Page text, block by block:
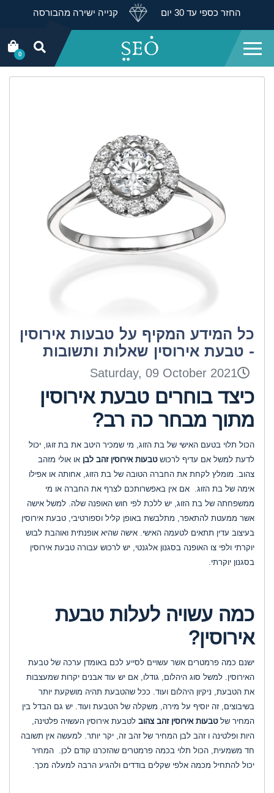
החזר כספי עד 30 יום קנייה ישירה מהבורסה
0
כל המידע המקיף על טבעות אירוסין
- טבעת אירוסין שאלות ותשובות
Saturday, 09 October 2021
כיצד בוחרים טבעת אירוסין
מתוך מבחר כה רב?
הכול תלוי בטעם האישי של בת הזוג, מי שמכיר היטב את בת זוגו, יכול
לדעת למשל אם עדיף לרכושטבעות אירוסין זהב לבן או אולי מזהב
צהוב. מומלץ לקחת את החברה הטובה של בת הזוג, אחותה או אפילו
אימה של בת הזוג. אם אין באפשרותכם לצרף את החברה או מי
ממשפחתה של בת הזוג, יש ללכת לפי חוש האופנה שלה. למשל אישה
אשר ממעטת להתאפר, מתלבשת באופן קליל וספורטיבי, טבעת אירוסין
בעיצוב עדין תתאים לטעמה האישי. אישה שהיא אופנתית ואוהבת לבוש
יוקרתי ולפי צו האופנה בסגנון אלגנטי, יש לרכוש עבורה טבעת אירוסין
בסגנון יוקרתי
כמה עשויה לעלות טבעת
אירוסין?
ישנם כמה פרמטרים אשר עשויים לסייע לכם באומדן ערכה של טבעת
האירוסין. למשל סוג היהלום, גודלו, אם יש עוד אבנים יקרות שמעצבות
את הטבעת, ניקיון היהלום ועוד. ככל שהטבעת תהיה מושקעת יותר
בשיבוצים, זה יוסיף על מירה, משקלה של הטבעת ועוד. יש גם הבדל בין
המחיר שלטבעות אירוסין זהב צהוב לטבעת אירוסין העשויה פלטינה,
היות ופלטינה ו זהב לבן המחיר של זהב זה, יקר יותר. למעשה אין תשובה
חד משמעית, הכול תלוי בכמה פרמטרים שהזכרנו קודם לכן. המחיר
יכול להתחיל מכמה אלפי שקלים בודדים ולהגיע הרבה למעלה מכך